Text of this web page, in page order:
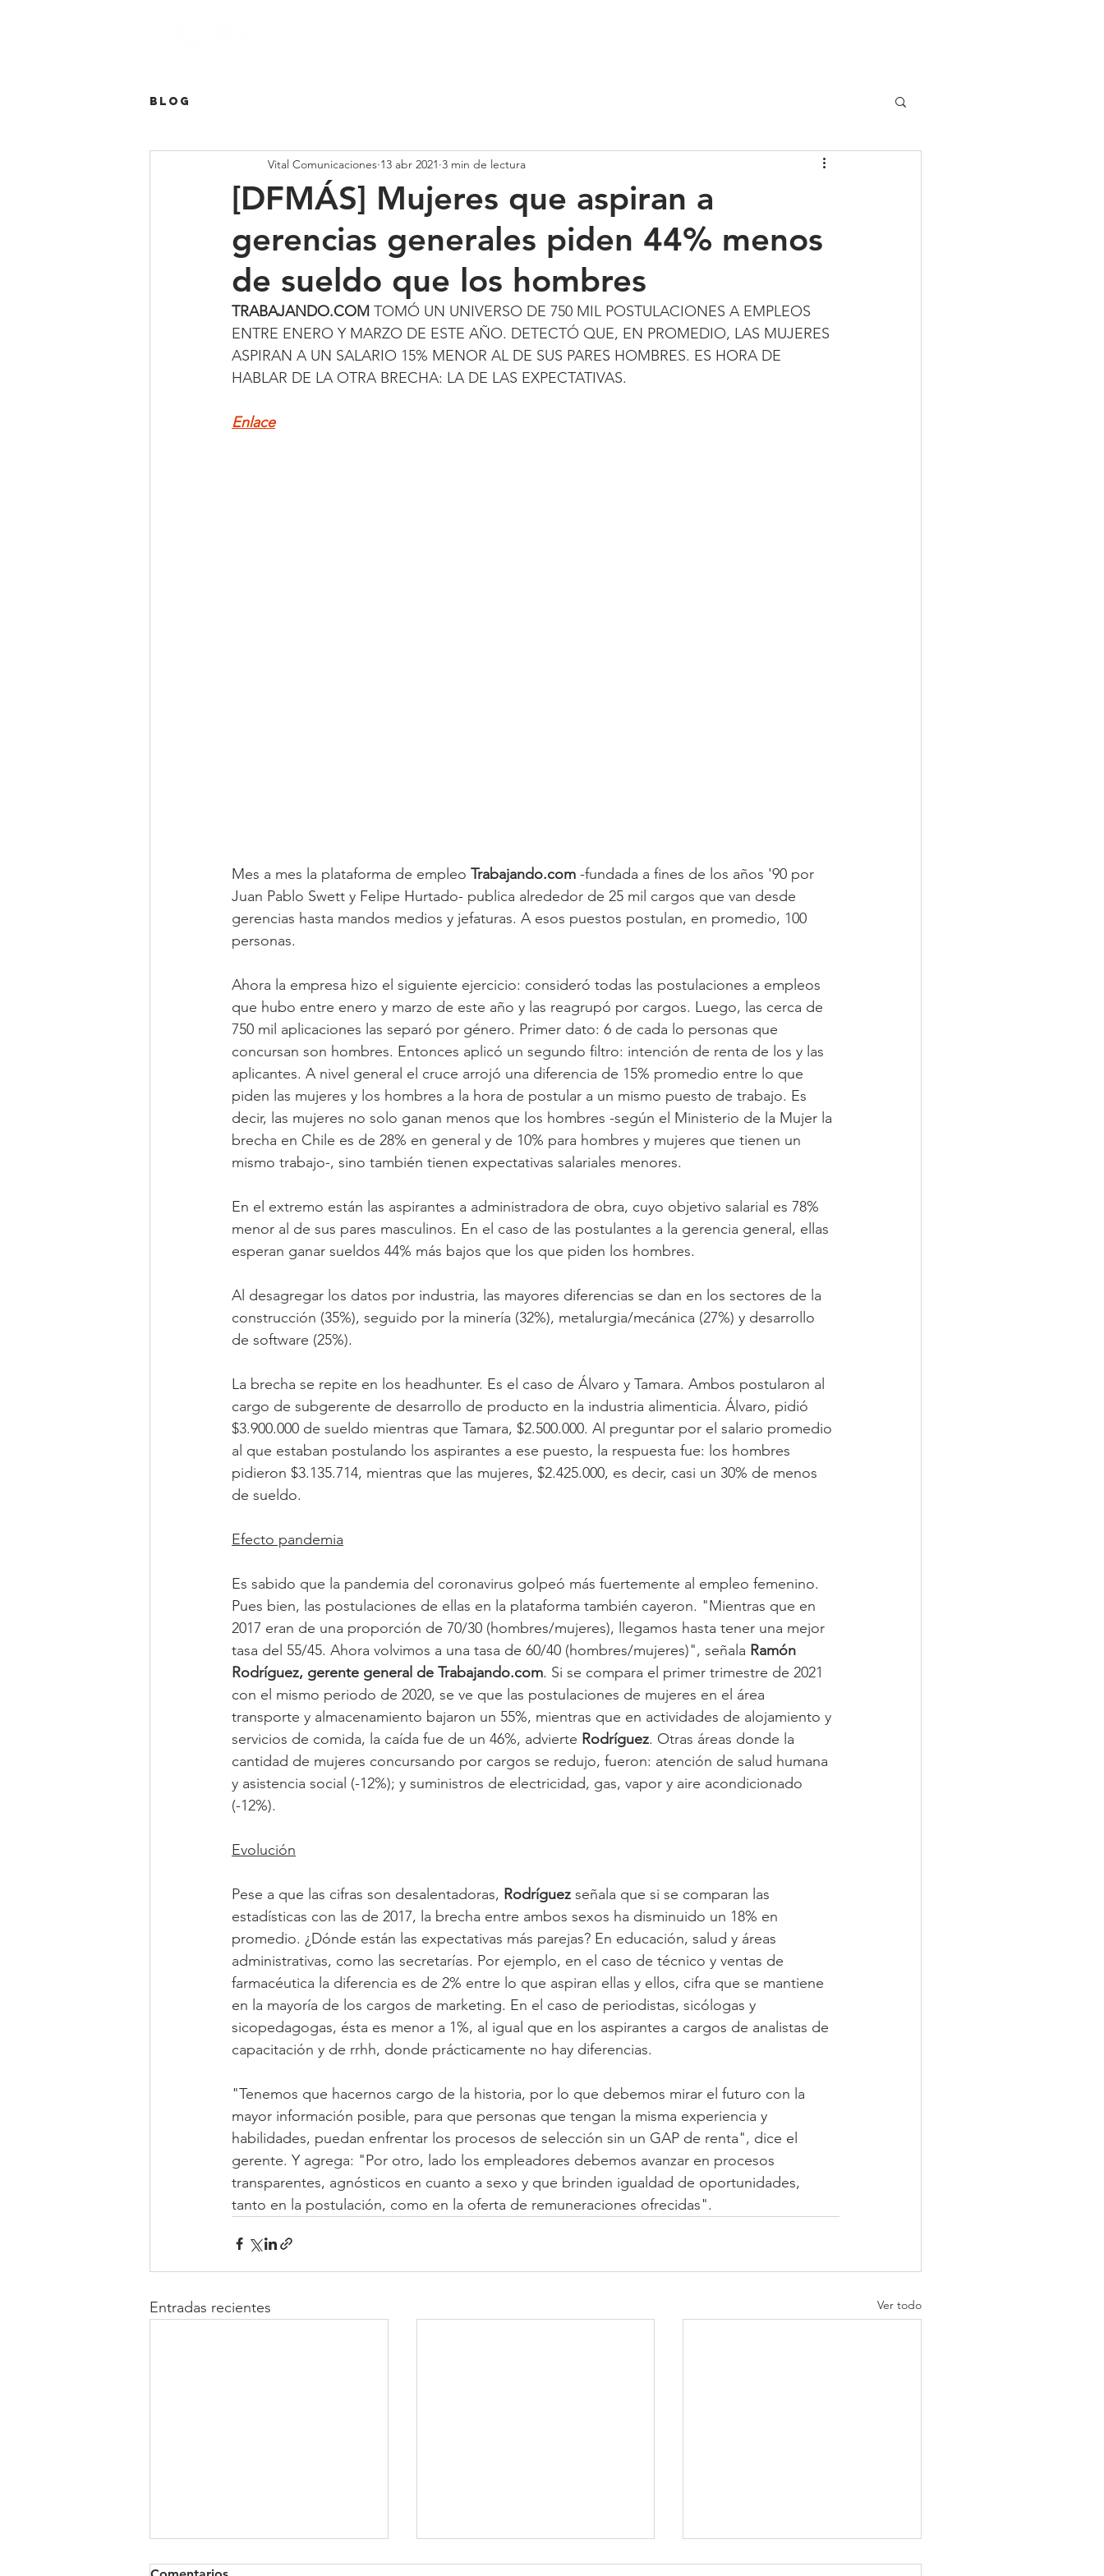
Blog
[DFMÁS] Mujeres que aspiran a
gerencias generales piden 44% menos
de sueldo que los hombres
Vital Comunicaciones 13 abr 2021 3 min de lectura
TRABAJANDO.COM TOMÓ UN UNIVERSO DE 750 MIL POSTULACIONES A EMPLEOS
ENTRE ENERO Y MARZO DE ESTE AÑO. DETECTÓ QUE, EN PROMEDIO, LAS MUJERES
ASPIRAN A UN SALARIO 15% MENOR AL DE SUS PARES HOMBRES. ES HORA DE
HABLAR DE LA OTRA BRECHA: LA DE LAS EXPECTATIVAS.
Enlace
Mes a mes la plataforma de empleo Trabajando.com -fundada a fines de los años '90 por
Juan Pablo Swett y Felipe Hurtado- publica alrededor de 25 mil cargos que van desde
gerencias hasta mandos medios y jefaturas. A esos puestos postulan, en promedio, 100
personas.
Ahora la empresa hizo el siguiente ejercicio: consideró todas las postulaciones a empleos
que hubo entre enero y marzo de este año y las reagrupó por cargos. Luego, las cerca de
750 mil aplicaciones las separó por género. Primer dato: 6 de cada lo personas que
concursan son hombres. Entonces aplicó un segundo filtro: intención de renta de los y las
aplicantes. A nivel general el cruce arrojó una diferencia de 15% promedio entre lo que
piden las mujeres y los hombres a la hora de postular a un mismo puesto de trabajo. Es
decir, las mujeres no solo ganan menos que los hombres -según el Ministerio de la Mujer la
brecha en Chile es de 28% en general y de 10% para hombres y mujeres que tienen un
mismo trabajo-, sino también tienen expectativas salariales menores.
En el extremo están las aspirantes a administradora de obra, cuyo objetivo salarial es 78%
menor al de sus pares masculinos. En el caso de las postulantes a la gerencia general, ellas
esperan ganar sueldos 44% más bajos que los que piden los hombres.
Al desagregar los datos por industria, las mayores diferencias se dan en los sectores de la
construcción (35%), seguido por la minería (32%), metalurgia/mecánica (27%) y desarrollo
de software (25%).
La brecha se repite en los headhunter. Es el caso de Álvaro y Tamara. Ambos postularon al
cargo de subgerente de desarrollo de producto en la industria alimenticia. Álvaro, pidió
$3.900.000 de sueldo mientras que Tamara, $2.500.000. Al preguntar por el salario promedio
al que estaban postulando los aspirantes a ese puesto, la respuesta fue: los hombres
pidieron $3.135.714, mientras que las mujeres, $2.425.000, es decir, casi un 30% de menos
de sueldo.
Efecto pandemia
Es sabido que la pandemia del coronavirus golpeó más fuertemente al empleo femenino.
Pues bien, las postulaciones de ellas en la plataforma también cayeron. "Mientras que en
2017 eran de una proporción de 70/30 (hombres/mujeres), llegamos hasta tener una mejor
tasa del 55/45. Ahora volvimos a una tasa de 60/40 (hombres/mujeres)", señala Ramón
Rodríguez, gerente general de Trabajando.com. Si se compara el primer trimestre de 2021
con el mismo periodo de 2020, se ve que las postulaciones de mujeres en el área
transporte y almacenamiento bajaron un 55%, mientras que en actividades de alojamiento y
servicios de comida, la caída fue de un 46%, advierte Rodríguez. Otras áreas donde la
cantidad de mujeres concursando por cargos se redujo, fueron: atención de salud humana
y asistencia social (-12%); y suministros de electricidad, gas, vapor y aire acondicionado
(-12%).
Evolución
Pese a que las cifras son desalentadoras, Rodríguez señala que si se comparan las
estadísticas con las de 2017, la brecha entre ambos sexos ha disminuido un 18% en
promedio. ¿Dónde están las expectativas más parejas? En educación, salud y áreas
administrativas, como las secretarías. Por ejemplo, en el caso de técnico y ventas de
farmacéutica la diferencia es de 2% entre lo que aspiran ellas y ellos, cifra que se mantiene
en la mayoría de los cargos de marketing. En el caso de periodistas, sicólogas y
sicopedagogas, ésta es menor a 1%, al igual que en los aspirantes a cargos de analistas de
capacitación y de rrhh, donde prácticamente no hay diferencias.
"Tenemos que hacernos cargo de la historia, por lo que debemos mirar el futuro con la
mayor información posible, para que personas que tengan la misma experiencia y
habilidades, puedan enfrentar los procesos de selección sin un GAP de renta", dice el
gerente. Y agrega: "Por otro, lado los empleadores debemos avanzar en procesos
transparentes, agnósticos en cuanto a sexo y que brinden igualdad de oportunidades,
tanto en la postulación, como en la oferta de remuneraciones ofrecidas".
Entradas recientes Ver todo